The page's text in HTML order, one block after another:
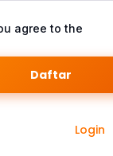
agree to the
Daftar
Login